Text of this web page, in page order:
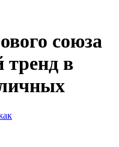
союза
тренд в